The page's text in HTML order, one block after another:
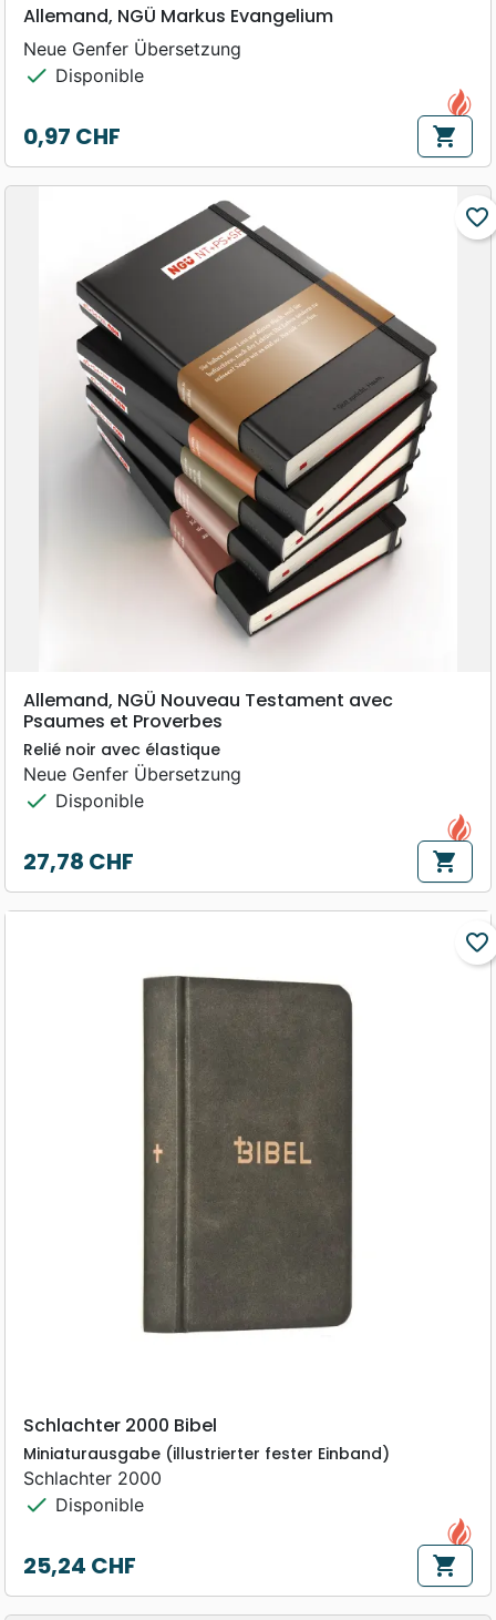
Allemand, NGÜ Markus Evangelium
Neue Genfer Übersetzung
check Disponible
Prix
0,97 CHF shopping_cart
favorite_border
Allemand, NGÜ Nouveau Testament avec
Psaumes et Proverbes
Relié noir avec élastique
Neue Genfer Übersetzung
check Disponible
Prix
27,78 CHF shopping_cart
favorite_border
Schlachter 2000 Bibel
Miniaturausgabe (illustrierter fester Einband)
Schlachter 2000
check Disponible
Prix
25,24 CHF shopping_cart